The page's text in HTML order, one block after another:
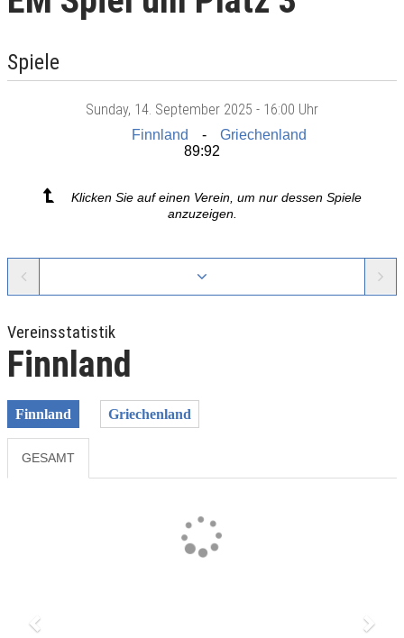
Spiele
Sunday, 14. September 2025 - 16:00 Uhr
Finnland
Griechenland
89:92
Klicken Sie auf einen Verein, um nur dessen Spiele
anzuzeigen.
Vereinsstatistik
Finnland
Finnland Griechenland
GESAMT